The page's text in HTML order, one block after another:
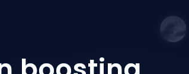
Division Boost